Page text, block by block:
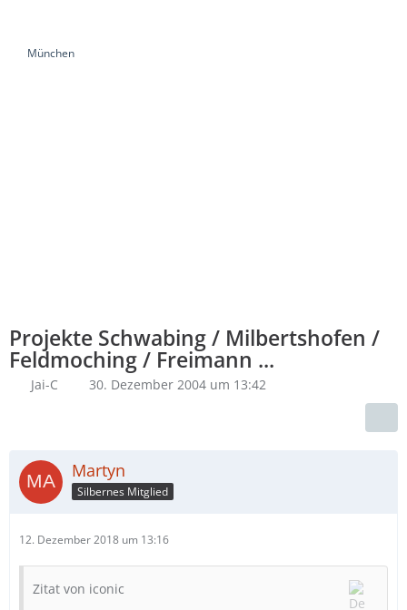
München
Projekte Schwabing / Milbertshofen /
Feldmoching / Freimann ...
Jai-C 30. Dezember 2004 um 13:42
Martyn
Silbernes Mitglied
12. Dezember 2018 um 13:16
Zitat von iconic